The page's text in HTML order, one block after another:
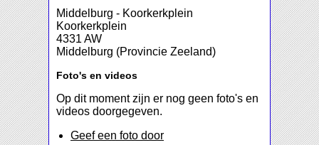
Middelburg - Koorkerkplein
Koorkerkplein
4331 AW
Middelburg (Provincie Zeeland)
Foto's en videos
Op dit moment zijn er nog geen foto's en
videos doorgegeven.
Geef een foto door